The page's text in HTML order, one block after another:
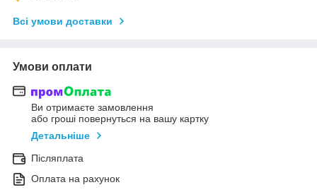
Всі умови доставки
Умови оплати
Ви отримаєте замовлення
або гроші повернуться на вашу картку
Детальніше
Післяплата
Оплата на рахунок